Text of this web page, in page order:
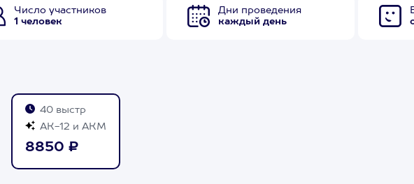
Число участников
1 человек
Дни проведения
каждый день
40 выстр
АК-12 и АКМ
8850 ₽